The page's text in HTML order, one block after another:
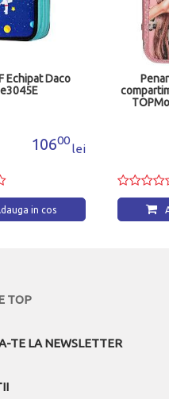
Echipat Daco
10600
lei
in cos
TOP
TE LA NEWSLETTER